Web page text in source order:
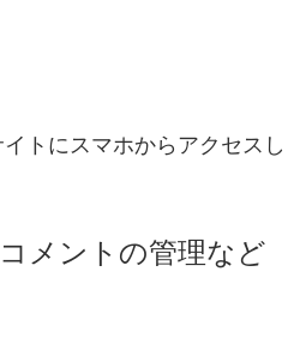
トにスマホからアクセスし
メントの管理など